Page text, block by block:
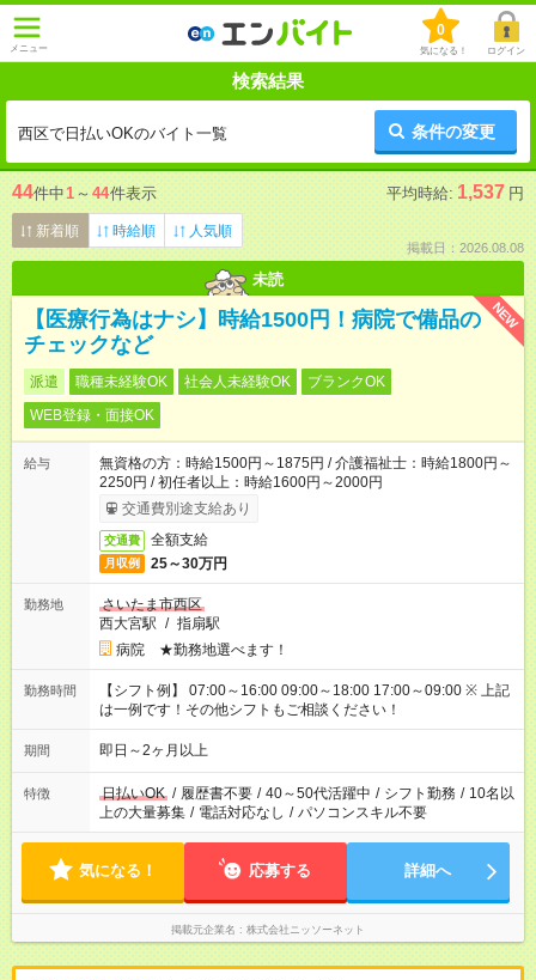
メニュー
0
気になる！ ログイン
検索結果
西区で日払いOKのバイト一覧 条件の変更
44件中1 ～ 44件表示 平均時給: 1,537 円
新着順 時給順 人気順
掲載日：2026.08.08
未読
NEW
【医療行為はナシ】時給1500円！病院で備品の
チェックなど
派遣 職種未経験OK 社会人未経験OK
ブランクOK
WEB登録・面接OK
給与
無資格の方：時給1500円～1875円 / 介護福祉士：時給1800円～
2250円 / 初任者以上：時給1600円～2000円
交通費別途支給あり
交通費 全額支給
月収例 25～30万円
勤務地
さいたま市西区
西大宮駅 / 指扇駅
病院 ★勤務地選べます！
勤務時間
【シフト例】 07:00～16:00 09:00～18:00 17:00～09:00 ※ 上記
は一例です！その他シフトもご相談ください！
期間 即日～2ヶ月以上
特徴 日払いOK / 履歴書不要 / 40～50代活躍中 / シフト勤務 / 10名以
上の大量募集 / 電話対応なし / パソコンスキル不要
気になる！ 応募する 詳細へ
掲載元企業名 株式会社ニッソーネット